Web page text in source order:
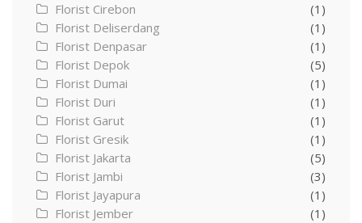
Florist Cirebon
(1)
Florist Deliserdang
(1)
Florist Denpasar
(1)
Florist Depok
(5)
Florist Dumai
(1)
Florist Duri
(1)
Florist Garut
(1)
Florist Gresik
(1)
Florist Jakarta
(5)
Florist Jambi
(3)
Florist Jayapura
(1)
Florist Jember
(1)